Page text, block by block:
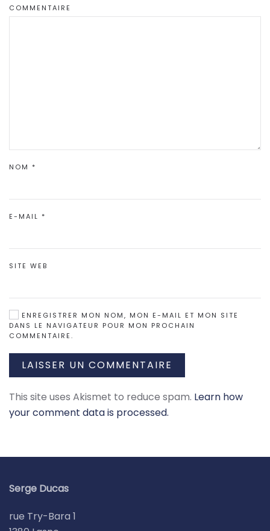
COMMENTAIRE
NOM *
E-MAIL *
SITE WEB
ENREGISTRER MON NOM, MON E-MAIL ET MON SITE
DANS LE NAVIGATEUR POUR MON PROCHAIN
COMMENTAIRE.
LAISSER UN COMMENTAIRE
This site uses Akismet to reduce spam. Learn how
your comment data is processed.
Serge Ducas
rue Try-Bara 1